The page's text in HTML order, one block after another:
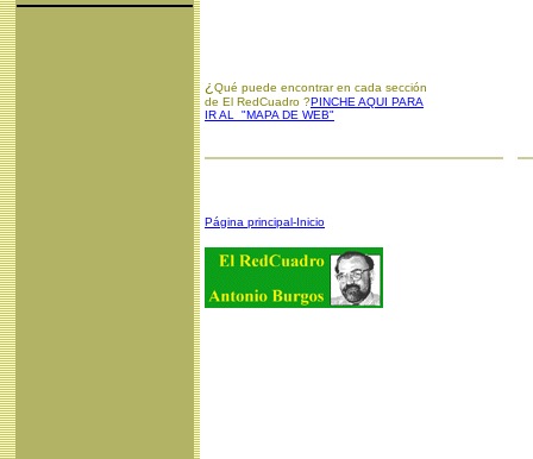
¿ Qué puede encontrar en cada sección
de El RedCuadro ?PINCHE AQUI PARA
IR AL "MAPA DE WEB"
Página principal-Inicio